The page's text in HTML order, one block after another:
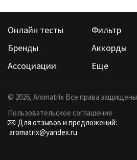
Онлайн тесты Фильтр
Бренды
Аккорды
Ассоциации
Еще
© 2026, Aromatrix Все права защищены
Пользовательское соглашение
Для отзывов и предложений:
aromatrix@yandex.ru